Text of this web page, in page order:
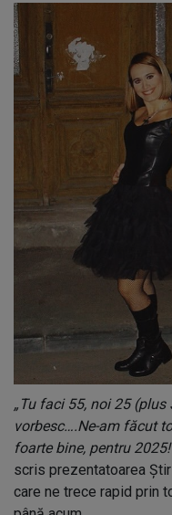
„Tu faci 55, noi 25
vorbesc….Ne-am făcut
foarte bine, pentru
scris prezentatoarea
care ne trece rapid prin